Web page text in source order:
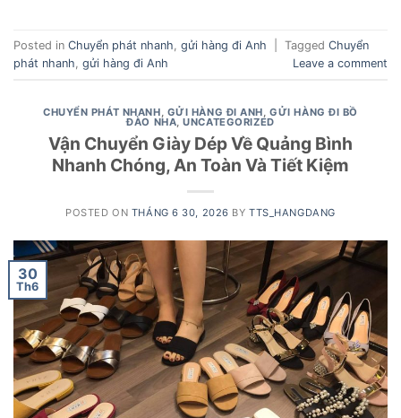
Posted in Chuyển phát nhanh gửi hàng đi Anh Tagged Chuyển
phát nhanh gửi hàng đi Anh Leave a comment
CHUYỂN PHÁT NHANH, GỬI HÀNG ĐI ANH,GỬI HÀNG ĐI BỒ
ĐÀO NHA,UNCATEGORIZED
Vận Chuyển Giày Dép Về Quảng Bình
Nhanh Chóng, An Toàn Và Tiết Kiệm
POSTED ON THÁNG 6 30, 2026 BYTTS_HANGDANG
30
Th6